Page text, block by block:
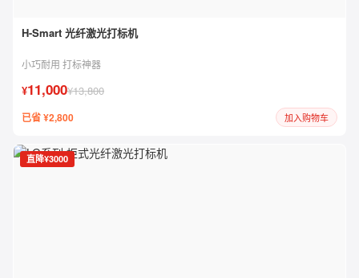
H-Smart 光纤激光打标机
小巧耐用 打标神器
¥11,000¥13,800
已省 ¥2,800 加入购物车
直降¥3000